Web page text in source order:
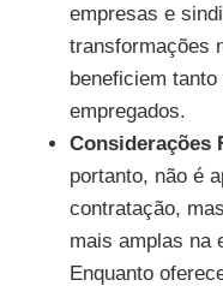
empresas e
transformações
beneficiem
empregados.
Considerações
portanto, não é
contratação,
mais amplas na
Enquanto